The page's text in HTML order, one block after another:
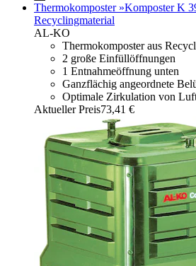
Thermokomposter »Komposter K
Recyclingmaterial
AL-KO
Thermokomposter aus
2 große Einfüllöffnungen
1 Entnahmeöffnung unten
Ganzflächig angeordnete
Optimale Zirkulation von
Aktueller Preis73,41 €